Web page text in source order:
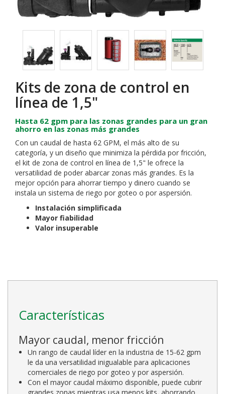
Kits de zona de control en
línea de 1,5"
Hasta 62 gpm para las zonas grandes para un gran
ahorro en las zonas más grandes
Con un caudal de hasta 62 GPM, el más alto de su
categoría, y un diseño que minimiza la pérdida por fricción,
el kit de zona de control en línea de 1,5" le ofrece la
versatilidad de poder abarcar zonas más grandes. Es la
mejor opción para ahorrar tiempo y dinero cuando se
instala un sistema de riego por goteo o por aspersión.
Instalación simplificada
Mayor fiabilidad
Valor insuperable
Características
Mayor caudal, menor fricción
Un rango de caudal líder en la industria de 15-62 gpm
le da una versatilidad inigualable para aplicaciones
comerciales de riego por goteo y por aspersión.
Con el mayor caudal máximo disponible, puede cubrir